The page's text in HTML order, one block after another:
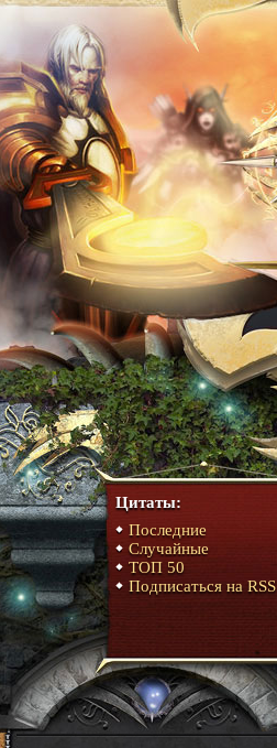
Цитаты:
Последние
Случайные
ТОП 50
Подписаться на RSS